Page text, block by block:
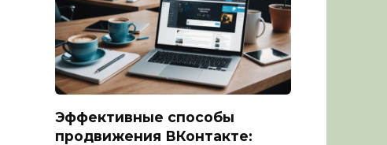
Эффективные способы
продвижения ВКонтакте: